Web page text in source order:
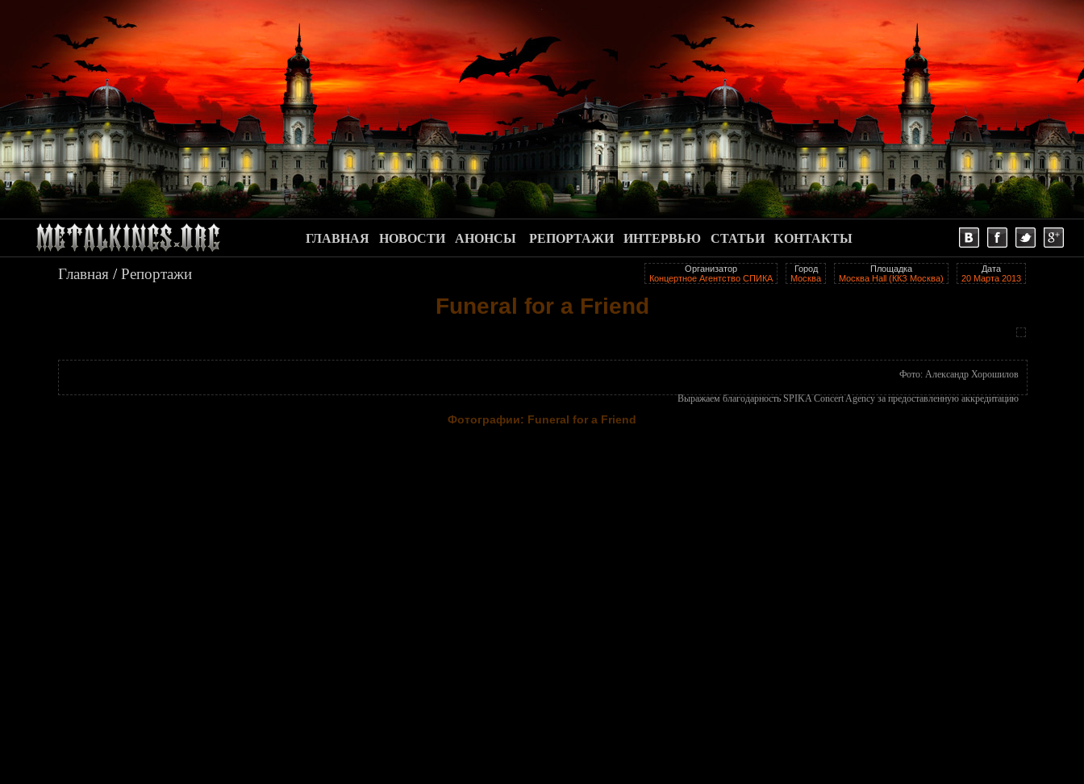
.
ГЛАВНАЯ НОВОСТИ АНОНСЫ РЕПОРТАЖИ ИНТЕРВЬЮ СТАТЬИ КОНТАКТЫ
Главная /Репортажи
Funeral for a Friend
Дата
20 Марта 2013
Площадка
Москва Hall (ККЗ Москва)
Город
Москва
Организатор
Концертное Агентство СПИКА
Фото: Александр Хорошилов
Выражаем благодарность SPIKA Concert Agency за предоставленную аккредитацию
Фотографии: Funeral for a Friend